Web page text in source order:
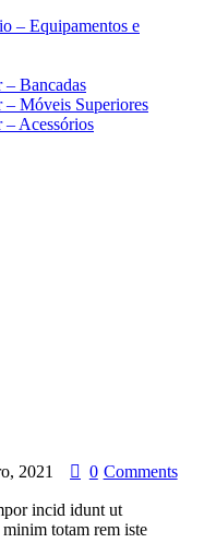
– Equipamentos e
Bancadas
Móveis Superiores
Acessórios
2021 0 Comments
incid idunt ut
totam rem iste